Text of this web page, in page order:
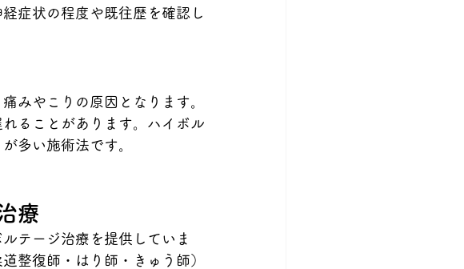
症状の程度や既往歴を確認し
みやこりの原因となります。
ることがあります。ハイボル
多い施術法です。
療
テージ治療を提供していま
整復師・はり師・きゅう師）